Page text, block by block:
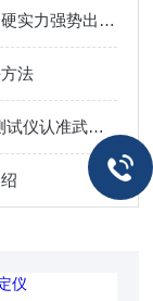
中部电力圈热议！三大源头厂，凭综合硬实力强势出圈！绝缘靴手套耐压测试仪
法
安全防护·品质担当！绝缘靴手套耐压测试仪认准武汉三大企业